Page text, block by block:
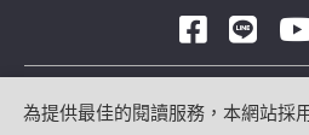
Copyright © 2026 療日
為提供最佳的閱讀服務，本網站採